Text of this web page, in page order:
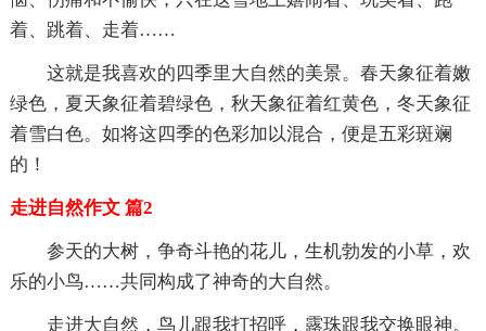
着、跳着、走着……
这就是我喜欢的四季里大自然的美景。春天象征着嫩
绿色，夏天象征着碧绿色，秋天象征着红黄色，冬天象征
着雪白色。如将这四季的色彩加以混合，便是五彩斑斓
的！
走进自然作文 篇2
参天的大树，争奇斗艳的花儿，生机勃发的小草，欢
乐的小鸟……共同构成了神奇的大自然。
走进大自然，鸟儿跟我打招呼，露珠跟我交换眼神。